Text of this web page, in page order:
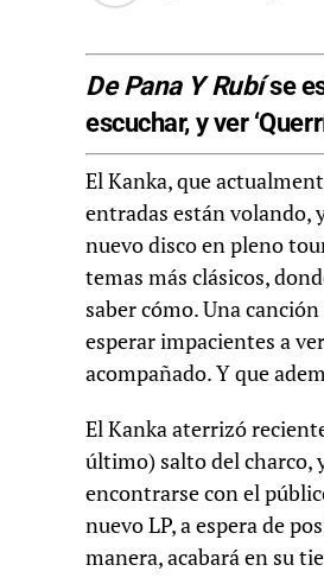
De Pana Y Rubíse
escuchar, y ver
El Kanka, que
entradas están volando,
nuevo disco en pleno
temas más clásicos,
saber cómo. Una
esperar impacientes a
acompañado. Y que
El Kanka aterrizó
último) salto del charco,
encontrarse con el
nuevo LP, a espera de
manera, acabará en su